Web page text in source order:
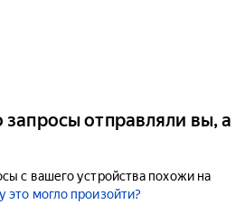
отправляли вы, а
с вашего устройства похожи на
это могло произойти?